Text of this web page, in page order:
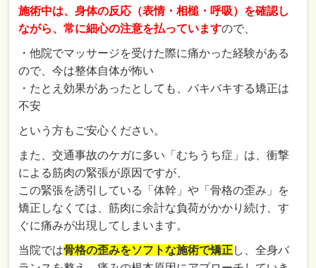
施術中は、身体の反応（表情・相槌・呼吸）を確認し
ながら、常に細心の注意を払っていますので、
・他院でマッサージを受けた際に痛かった経験がある
ので、今は整体自体が怖い
・たとえ効果があったとしても、バキバキする矯正は
不安
という方もご安心ください。
また、交通事故のケガに多い「むちうち症」は、衝撃
による筋肉の緊張が原因ですが、
この緊張を誘引している「体幹」や「骨格の歪み」を
矯正しなくては、筋肉に余計な負荷がかかり続け、す
ぐに痛みが出現してしまいます。
当院では骨格の歪みをソフトな施術で矯正し、全身バ